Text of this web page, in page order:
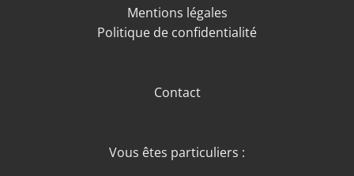
Mentions légales
Politique de confidentialité
Contact
Vous êtes particuliers :